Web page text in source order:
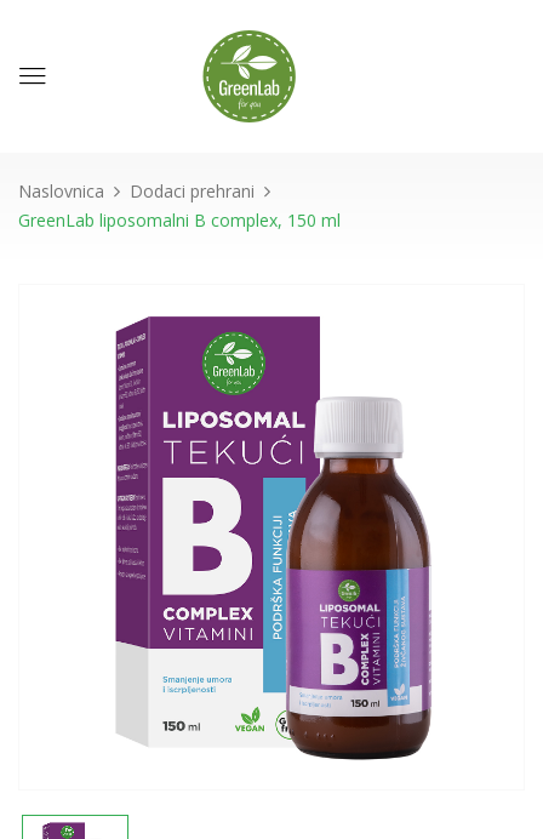
Naslovnica
Dodaci prehrani
GreenLab liposomalni B complex, 150 ml